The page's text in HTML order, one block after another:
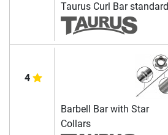
Taurus Curl Bar standard
4
Barbell Bar with Star
Collars